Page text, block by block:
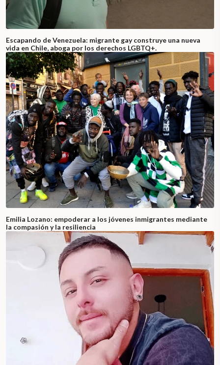
Escapando de Venezuela: migrante gay construye una nueva
vida en Chile, aboga por los derechos LGBTQ+.
Emilia Lozano: empoderar a los jóvenes inmigrantes mediante
la compasión y la resiliencia